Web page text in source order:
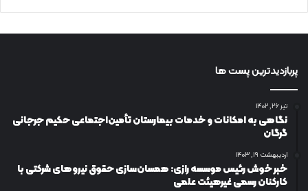
پربازدیدترین پست ها
تیر ۲۶, ۱۴۰۲
نگاهی به امکانات و خدمات بیمارستان تأمین‌اجتماعی حکیم جرجانی
گرگان
اردیبهشت ۱۹, ۱۴۰۳
خبر خوش رئیس موسسه رازی: همسان‌سازی حقوق نیروهای شرکتی با
کارکنان رسمی غیرهیئت علمی